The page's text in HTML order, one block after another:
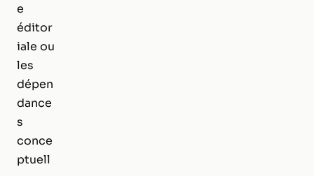
e
éditor
iale ou
les
dépen
dance
s
conce
ptuell